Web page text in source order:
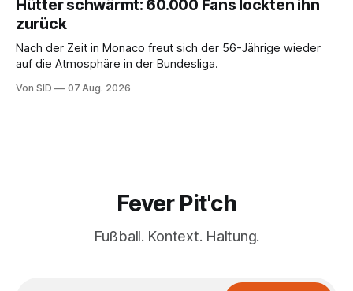
Hütter schwärmt: 60.000 Fans lockten ihn
zurück
Nach der Zeit in Monaco freut sich der 56-Jährige wieder
auf die Atmosphäre in der Bundesliga.
Von SID 07 Aug. 2026
Fever Pit'ch
Fußball. Kontext. Haltung.